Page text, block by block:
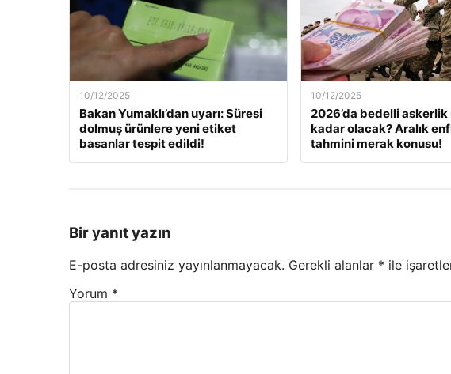
10/12/2025
Bakan Yumaklı’dan uyarı: Süresi
dolmuş ürünlere yeni etiket
basanlar tespit edildi!
10/12/2025
2026’da bedelli
kadar olacak? Aralık
tahmini merak konusu!
Bir yanıt yazın
E-posta adresiniz yayınlanmayacak. Gerekli alanlar * ile
Yorum *